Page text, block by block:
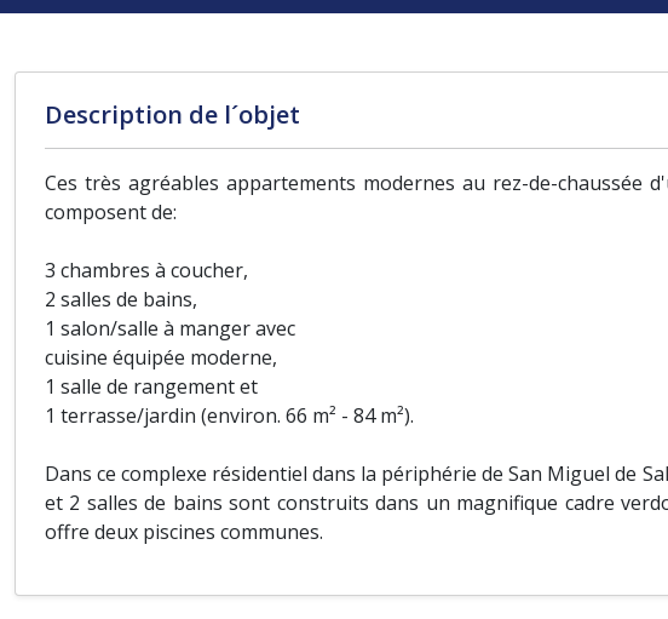
Description de l´objet
Ces très agréables appartements modernes au rez-de-chaussée
composent de:
3 chambres à coucher,
2 salles de bains,
1 salon/salle à manger avec
cuisine équipée moderne,
1 salle de rangement et
1 terrasse/jardin (environ. 66 m² - 84 m²).
Dans ce complexe résidentiel dans la périphérie de San Miguel de
et 2 salles de bains sont construits dans un magnifique cadre
offre deux piscines communes.